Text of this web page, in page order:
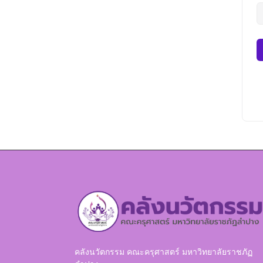
คลังนวัตกรรม คณะครุศาสตร์ มหาวิทยาลัยราชภัฏ